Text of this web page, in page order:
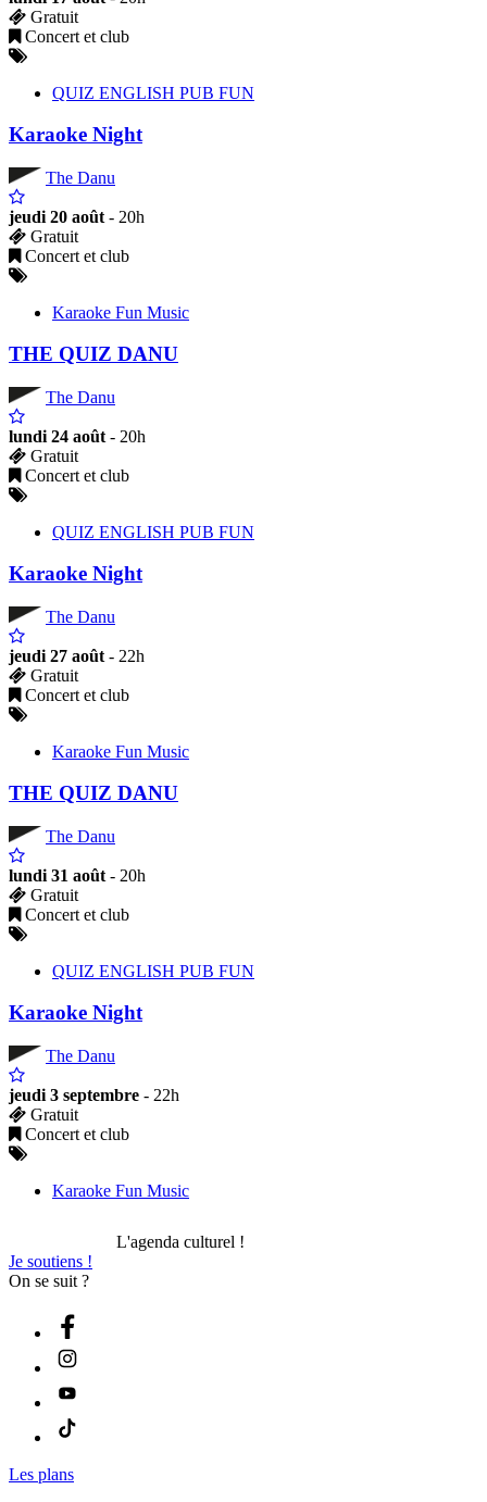
Gratuit
Concert et club
QUIZ ENGLISH PUB FUN
Karaoke Night
The Danu
jeudi 20 août - 20h
Gratuit
Concert et club
Karaoke Fun Music
THE QUIZ DANU
The Danu
lundi 24 août - 20h
Gratuit
Concert et club
QUIZ ENGLISH PUB FUN
Karaoke Night
The Danu
jeudi 27 août - 22h
Gratuit
Concert et club
Karaoke Fun Music
THE QUIZ DANU
The Danu
lundi 31 août - 20h
Gratuit
Concert et club
QUIZ ENGLISH PUB FUN
Karaoke Night
The Danu
jeudi 3 septembre - 22h
Gratuit
Concert et club
Karaoke Fun Music
L'agenda culturel !
Je soutiens !
On se suit ?
Les plans